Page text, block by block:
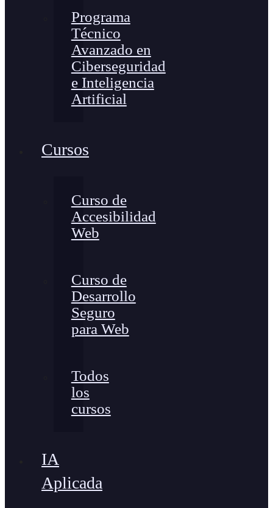
Programa
Técnico
Avanzado en
Ciberseguridad
e Inteligencia
Artificial
Cursos
Curso de
Accesibilidad
Web
Curso de
Desarrollo
Seguro
para Web
Todos
los
cursos
IA
Aplicada